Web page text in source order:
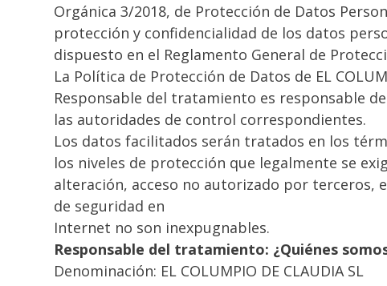
Orgánica 3/2018, de Protección de Datos
protección y confidencialidad de los datos
dispuesto en el Reglamento General de
La Política de Protección de Datos de EL
Responsable del tratamiento es responsable
las autoridades de control correspondientes.
Los datos facilitados serán tratados en los
los niveles de protección que legalmente se
alteración, acceso no autorizado por terceros,
de seguridad en
Internet no son inexpugnables.
Responsable del tratamiento: ¿Quiénes
Denominación: EL COLUMPIO DE CLAUDIA SL